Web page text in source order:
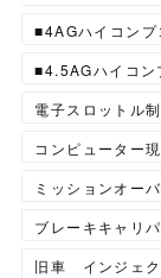
■4AGハイコン
■4.5AGハイコ
電子スロットル
コンピューター
ミッションオー
ブレーキキャリ
旧車 インジェ